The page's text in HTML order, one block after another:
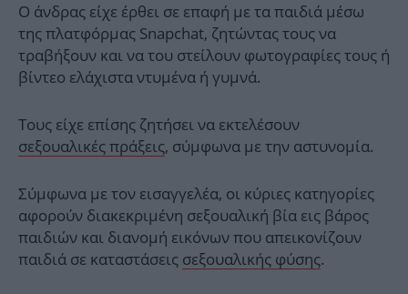
Ο άνδρας είχε έρθει σε επαφή με τα παιδιά μέσω
της πλατφόρμας Snapchat, ζητώντας τους να
τραβήξουν και να του στείλουν φωτογραφίες τους ή
βίντεο ελάχιστα ντυμένα ή γυμνά.
Τους είχε επίσης ζητήσει να εκτελέσουν
σεξουαλικές πράξεις, σύμφωνα με την αστυνομία.
Σύμφωνα με τον εισαγγελέα, οι κύριες κατηγορίες
αφορούν διακεκριμένη σεξουαλική βία εις βάρος
παιδιών και διανομή εικόνων που απεικονίζουν
παιδιά σε καταστάσεις σεξουαλικής φύσης.